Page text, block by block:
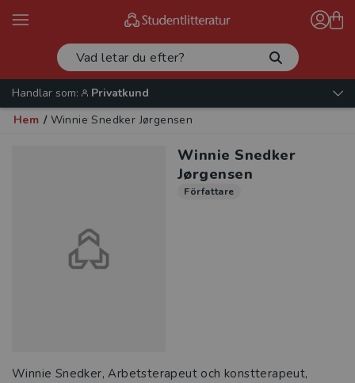
Handlar som:
Privatkund
Hem / Winnie Snedker Jørgensen
Winnie Snedker
Jørgensen
Författare
Winnie Snedker, Arbetsterapeut och konstterapeut,